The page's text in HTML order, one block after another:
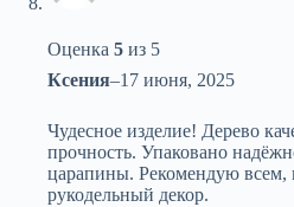
Оценка 5 из 5
Ксения–17 июня, 2025
Чудесное изделие! Дерево
прочность. Упаковано
царапины. Рекомендую всем,
рукодельный декор.